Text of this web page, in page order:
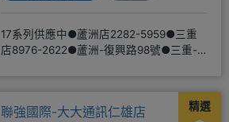
17系列供應中●蘆洲店2282-5959●三重
店8976-2622●蘆洲-復興路98號●三重-
精選
聯強國際-大大通訊仁雄店